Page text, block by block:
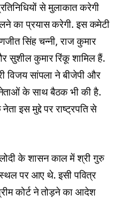
से मुलाकात करेगी
का प्रयास करेगी. इस कमेटी
सिंह चन्नी, राज कुमार
सुशील कुमार रिंकू शामिल हैं.
विजय सांपला ने बीजेपी और
के साथ बैठक भी की है.
इस मुद्दे पर राष्ट्रपति से
के शासन काल में श्री गुरु
पर आए थे. इसी पवित्र
कोर्ट ने तोड़ने का आदेश